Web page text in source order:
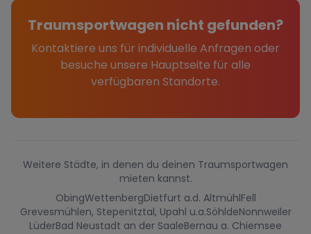
Traumsportwagen nicht gefunden?
Kontaktiere uns für individuelle Anfragen oder
besuche unsere Hauptseite für alle
verfügbaren Standorte.
Weitere Städte, in denen du deinen Traumsportwagen
mieten kannst.
ObingWettenbergDietfurt a.d. AltmühlFell
Grevesmühlen, Stepenitztal, Upahl u.a.SöhldeNonnweiler
LüderBad Neustadt an der SaaleBernau a. Chiemsee